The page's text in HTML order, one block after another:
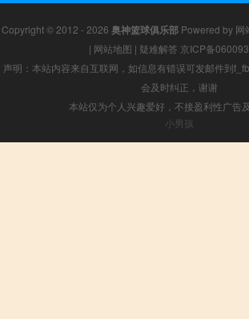
Copyright © 2012 - 2026 奥神篮球俱乐部Powered by 网
| 网站地图 | 疑难解答 京ICP备
声明：本站内容来自互联网，如信息有错误可发邮件到
会及时纠正，谢谢
本站仅为个人兴趣爱好，不接盈利性广告
小男孩